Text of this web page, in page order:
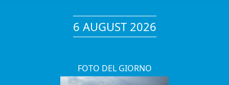
6 AUGUST 2026
FOTO DEL GIORNO